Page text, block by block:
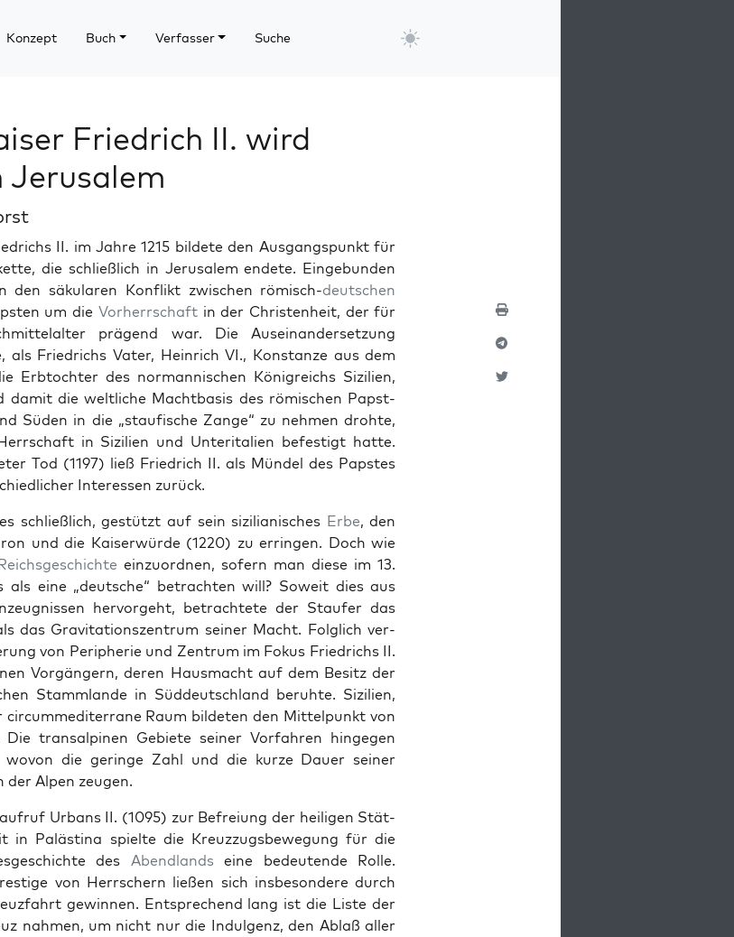
Konzept Buch Verfasser Suche
Friedrich II. wird
Jerusalem
II. im Jahre 1215 bildete den Aus­gangspunkt für
die schließlich in Jerusalem endete. Einge­bun­den
den säku­laren Kon­flikt zwis­chen römisch-deutschen
um die Vorherrschaftin der Chris­ten­heit, der für
prä­gend war. Die Auseinan­der­set­zung
als Friedrichs Vater, Hein­rich VI., Kon­stanze aus dem
Erbtochter des nor­man­nis­chen Kön­i­gre­ichs Sizilien,
damit die weltliche Macht­ba­sis des römis­chen Pap­st­
Süden in die „stau­fis­che Zange“ zu nehmen dro­hte,
in Sizilien und Unter­i­tal­ien befes­tigt hat­te.
Tod (1197) ließ Friedrich II. als Mün­del des Pap­stes
Inter­essen zurück.
schließlich, gestützt auf sein sizil­ian­is­ches Erbe, den
und die Kaiser­würde (1220) zu errin­gen. Doch wie
einzuord­nen, sofern man diese im 13.
als eine „deutsche“ betra­cht­en will? Soweit dies aus
her­vorge­ht, betra­chtete der Staufer das
das Grav­i­ta­tion­szen­trum sein­er Macht. Fol­glich ver­
von Periph­erie und Zen­trum im Fokus Friedrichs II.
Vorgängern, deren Haus­macht auf dem Besitz der
Stamm­lande in Süd­deutsch­land beruhte. Sizilien,
Raum bilde­ten den Mit­telpunkt von
Die transalpinen Gebi­ete sein­er Vor­fahren hinge­gen
die geringe Zahl und die kurze Dauer sein­er
Alpen zeu­gen.
Urbans II. (1095) zur Befreiung der heili­gen Stät­
in Palästi­na spielte die Kreuz­zugs­be­we­gung für die
des Abend­lands eine bedeu­tende Rolle.
von Herrsch­ern ließen sich ins­beson­dere durch
gewin­nen. Entsprechend lang ist die Liste der
nah­men, um nicht nur die Indul­genz, den Ablaß aller